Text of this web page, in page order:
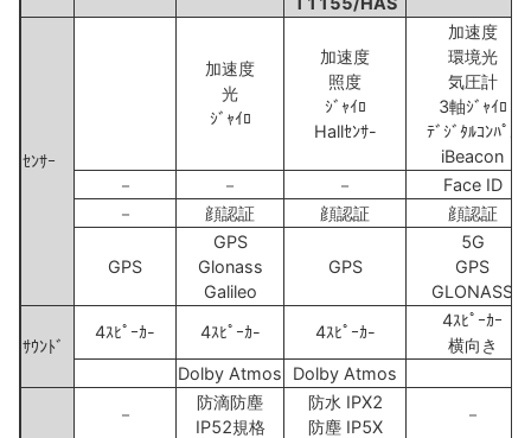
ｾﾝｻｰ
加速度
光
ｼﾞｬｲﾛ
加速度
照度
ｼﾞｬｲﾛ
Hallｾﾝｻ-
加速度
環境光
気圧計
3軸ｼﾞｬｲﾛ
ﾃﾞｼﾞﾀﾙｺﾝﾊﾟｽ
iBeacon
－
－ －
Face ID
－
顔認証 顔認証 顔認証
GPS
GPS
Glonass
Galileo
GPS
5G
GPS
GLONASS
ｻｳﾝﾄﾞ
4ｽﾋﾟｰｶ- 4ｽﾋﾟｰｶ- 4ｽﾋﾟｰｶ-
4ｽﾋﾟｰｶｰ
横向き
Dolby Atmos
Dolby Atmos
－
防滴防塵
IP52規格
防水 IPX2
防塵 IP5X
－